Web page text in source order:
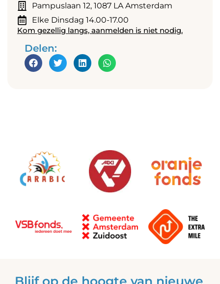
Pampuslaan 12, 1087 LA Amsterdam
Elke Dinsdag 14.00-17.00
Kom gezellig langs, aanmelden is niet nodig.
Delen:
Blijf op de hoogte van nieuwe